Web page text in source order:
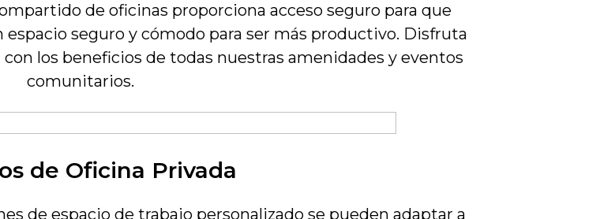
de oficinas proporciona acceso seguro para que
seguro y cómodo para ser más productivo. Disfruta
los beneficios de todas nuestras amenidades y eventos
comunitarios.
de Oficina Privada
de espacio de trabajo personalizado se pueden adaptar a